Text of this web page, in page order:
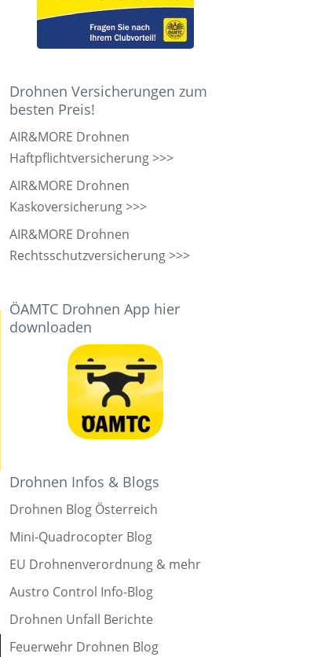
Drohnen Versicherungen zum
besten Preis!
AIR&MORE Drohnen
Haftpflichtversicherung >>>
AIR&MORE Drohnen
Kaskoversicherung >>>
AIR&MORE Drohnen
Rechtsschutzversicherung >>>
ÖAMTC Drohnen App hier
downloaden
Drohnen Infos & Blogs
Drohnen Blog Österreich
Mini-Quadrocopter Blog
EU Drohnenverordnung & mehr
Austro Control Info-Blog
Drohnen Unfall Berichte
Feuerwehr Drohnen Blog